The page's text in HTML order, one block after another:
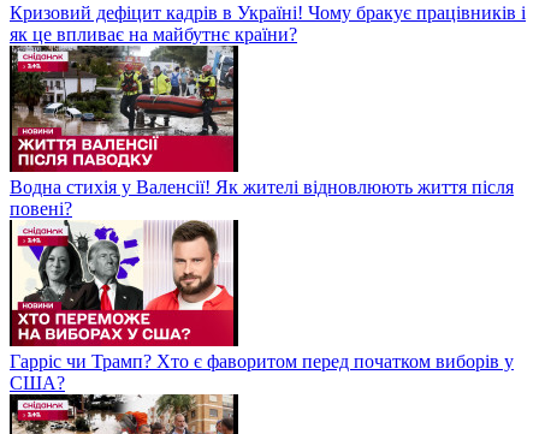
Кризовий дефіцит кадрів в Україні! Чому бракує працівників і
як це впливає на майбутнє країни?
Водна стихія у Валенсії! Як жителі відновлюють життя після
повені?
Гарріс чи Трамп? Хто є фаворитом перед початком виборів у
США?